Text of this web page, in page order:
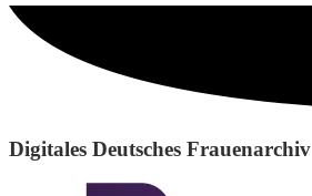
Digitales Deutsches Frauenarchiv